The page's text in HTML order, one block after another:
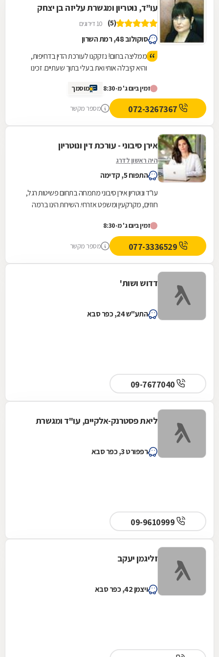
עו"ד, נוטריון ומגשרת עליזה בן יצחק
(5) 10 דירוגים
סוקולוב 48, רמת השרון
ממליצה בחום! נזקקנו לעורכת הדין בדחיפות,
והיא קיבלה אותי ואת בעלי בתוך שעתיים. זכינו
דופן. השירות היה מהיר, יעיל ואכפתי, והרגשנו
שאנחנו בידיים טובות. תודה רבה על כל העזרה
זמין ביום ג' מ-8:30 מוסמך
מספר מקשר
אירן סיבוני - עורכת דין ונוטריון
היה ראשון לדרג
התפוח 5, קדימה
עו"ד ונוטריון אירן סיבוני מתמחה בתחום פשיטות רגל,
חוזים, מקרקעין ומשפט אזרחי. השירות הינו ברמה
זמין ביום ג' מ-8:30
מספר מקשר
דדוש ושות'
התע"ש 24, כפר סבא
09-7677040
ליאת פסטרנק-אלקיים, עו"ד ומגשרת
רפפורט 3, כפר סבא
זליגמן יעקב
ויצמן 42, כפר סבא